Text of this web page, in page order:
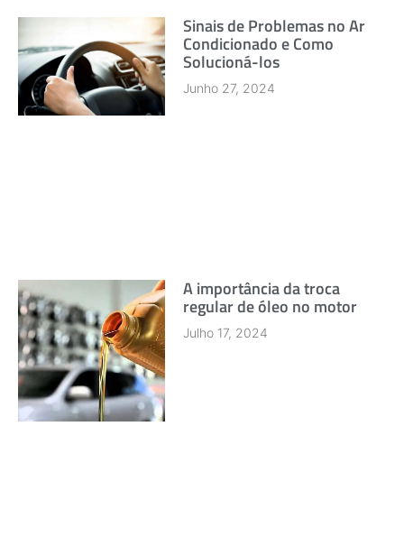
Sinais de Problemas no Ar
Condicionado e Como
Solucioná-los
Junho 27, 2024
A importância da troca
regular de óleo no motor
Julho 17, 2024